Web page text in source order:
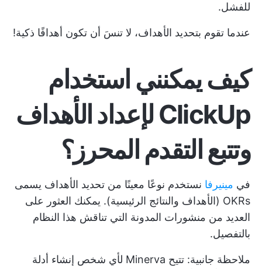
للفشل.
عندما تقوم بتحديد الأهداف، لا تنسَ أن تكون أهدافًا ذكية!
كيف يمكنني استخدام
ClickUp لإعداد الأهداف
وتتبع التقدم المحرز؟
في مينيرفا نستخدم نوعًا معينًا من تحديد الأهداف يسمى
OKRs (الأهداف والنتائج الرئيسية). يمكنك العثور على
العديد من منشورات المدونة التي تناقش هذا النظام
بالتفصيل.
ملاحظة جانبية: تتيح Minerva لأي شخص إنشاء أدلة